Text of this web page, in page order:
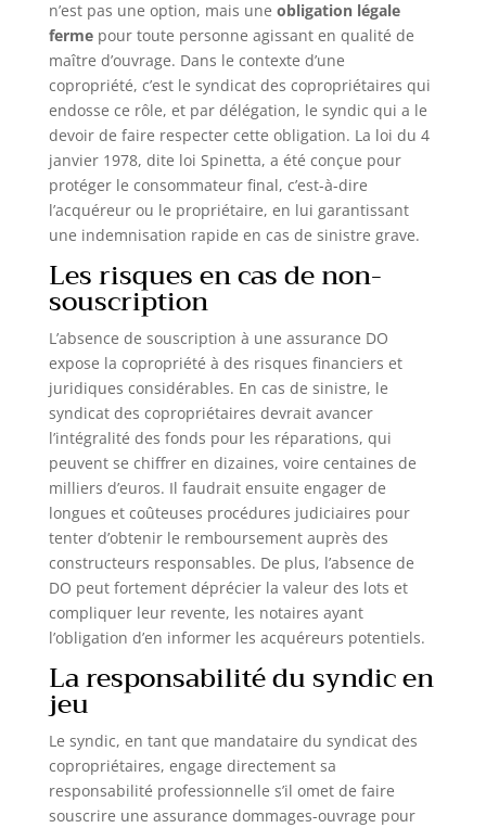
n’est pas une option, mais une obligation légale
fermepour toute personne agissant en qualité de
maître d’ouvrage. Dans le contexte d’une
copropriété, c’est le syndicat des copropriétaires qui
endosse ce rôle, et par délégation, le syndic qui a le
devoir de faire respecter cette obligation. La loi du 4
janvier 1978, dite loi Spinetta, a été conçue pour
protéger le consommateur final, c’est-à-dire
l’acquéreur ou le propriétaire, en lui garantissant
une indemnisation rapide en cas de sinistre grave.
Les risques en cas de non-
souscription
L’absence de souscription à une assurance DO
expose la copropriété à des risques financiers et
juridiques considérables. En cas de sinistre, le
syndicat des copropriétaires devrait avancer
l’intégralité des fonds pour les réparations, qui
peuvent se chiffrer en dizaines, voire centaines de
milliers d’euros. Il faudrait ensuite engager de
longues et coûteuses procédures judiciaires pour
tenter d’obtenir le remboursement auprès des
constructeurs responsables. De plus, l’absence de
DO peut fortement déprécier la valeur des lots et
compliquer leur revente, les notaires ayant
l’obligation d’en informer les acquéreurs potentiels.
La responsabilité du syndic en
jeu
Le syndic, en tant que mandataire du syndicat des
copropriétaires, engage directement sa
responsabilité professionnelle s’il omet de faire
souscrire une assurance dommages-ouvrage pour